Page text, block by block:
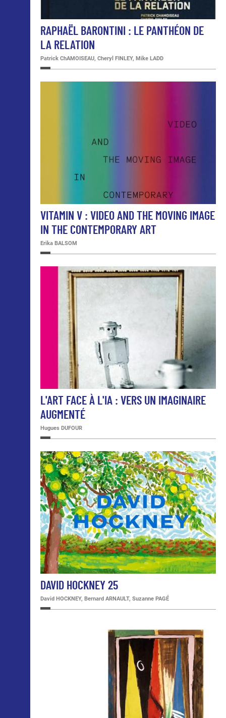
RAPHAËL BARONTINI : LE PANTHÉON DE
LA RELATION
Patrick ChAMOISEAU, Cheryl FINLEY, Mike LADD
VITAMIN V : VIDEO AND THE MOVING IMAGE
IN THE CONTEMPORARY ART
Erika BALSOM
L'ART FACE À L'IA : VERS UN IMAGINAIRE
AUGMENTÉ
Hugues DUFOUR
DAVID HOCKNEY 25
David HOCKNEY, Bernard ARNAULT, Suzanne PAGÉ